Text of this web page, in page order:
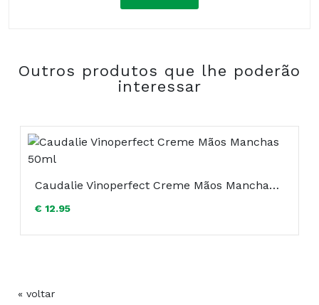
METHYLGLUCOSE DISTEARATE, GLYCERYL
STEARATE, STEARYL ALCOHOL,
LANOLIN, PANTHENOL, LACTIC ACID, PARFUM,
ALPHA-ISOMETHYL IONONE, BUTYLPHENYL
METHYLPROPIONAL, CITRONELLOL, COUMARIN,
GERANIOL, HEXYL CINNAMAL,
HYDROXYCITRONELLAL, LINALOOL.
Outros produtos que lhe poderão
interessar
Caudalie Vinoperfect Creme Mãos Manchas 50ml
€ 12.95
« voltar